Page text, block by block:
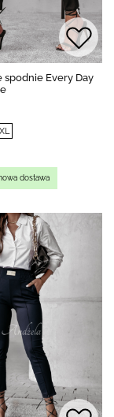
spodnie Every Day
XL
dostawa